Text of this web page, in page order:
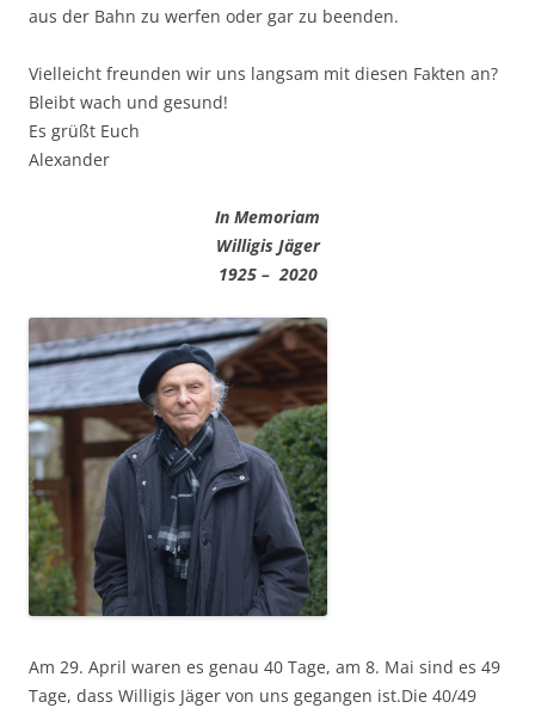
aus der Bahn zu werfen oder gar zu beenden.
Vielleicht freunden wir uns langsam mit diesen Fakten an?
Bleibt wach und gesund!
Es grüßt Euch
Alexander
In Memoriam
Willigis Jäger
1925 – 2020
Am 29. April waren es genau 40 Tage, am 8. Mai sind es 49
Tage, dass Willigis Jäger von uns gegangen ist.Die 40/49